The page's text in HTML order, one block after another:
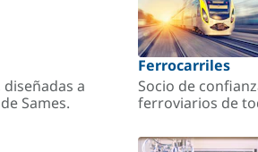
a
Sames.
Ferrocarriles
Socio de
ferroviarios de